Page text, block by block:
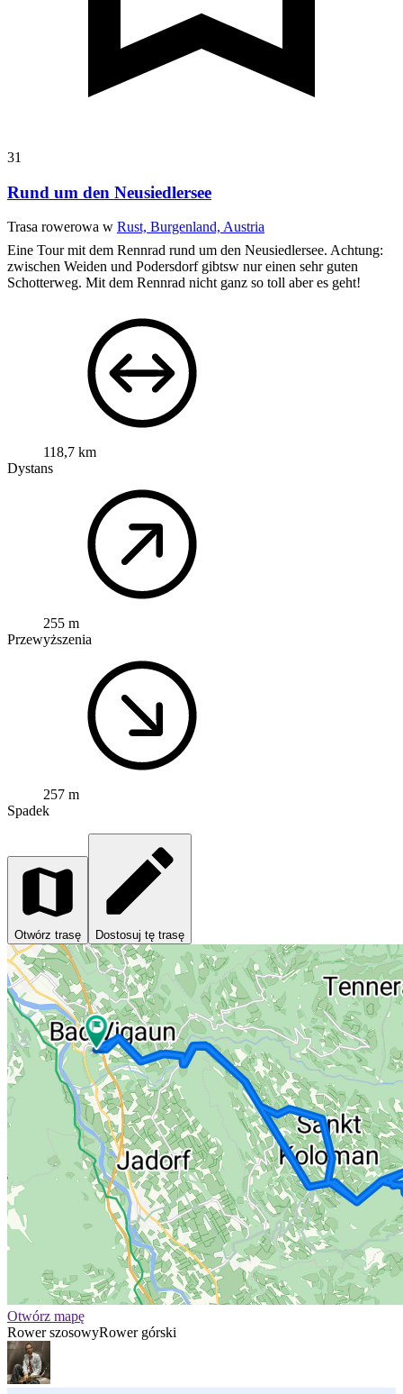
31
Rund um den Neusiedlersee
Trasa rowerowa w Rust, Burgenland, Austria
Eine Tour mit dem Rennrad rund um den Neusiedlersee. Achtung:
zwischen Weiden und Podersdorf gibtsw nur einen sehr guten
Schotterweg. Mit dem Rennrad nicht ganz so toll aber es geht!
118,7 km
Dystans
255 m
Przewyższenia
257 m
Spadek
Otwórz trasę Dostosuj tę trasę
Otwórz mapę
Rower szosowyRower górski